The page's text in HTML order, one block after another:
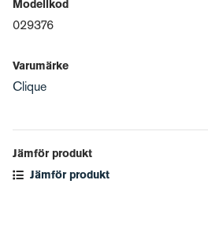
Modellkod
029376
Varumärke
Clique
Jämför produkt
Jämför produkt